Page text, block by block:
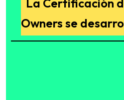
Owners se